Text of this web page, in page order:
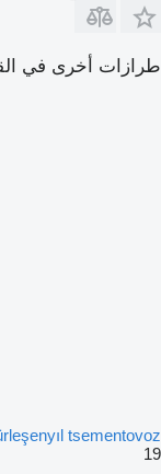
طرازات أخرى في
tsementovoz
19